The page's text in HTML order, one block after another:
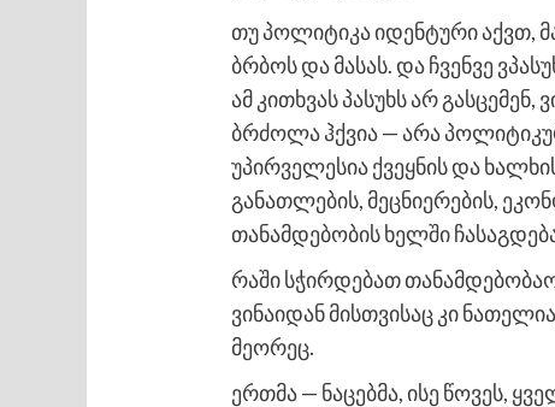
თუ პოლიტიკა იდენტური აქვთ,
ბრბოს და მასას. და ჩვენვე
ამ კითხვას პასუხს არ
ბრძოლა ჰქვია — არა
უპირველესია ქვეყნის და
განათლების, მეცნიერების,
თანამდებობის ხელში
რაში სჭირდებათ
ვინაიდან მისთვისაც კი
მეორეც.
ერთმა — ნაცებმა, ისე წოვეს,